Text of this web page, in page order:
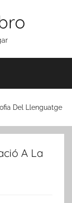
Del Llenguatge
A La